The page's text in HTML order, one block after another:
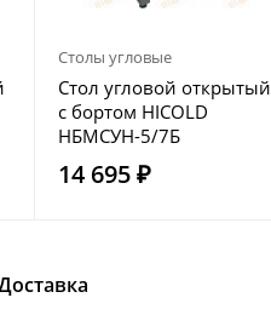
Столы угловые
Стол угловой открытый
с бортом HICOLD
НБМСУН-5/7Б
14 695 ₽